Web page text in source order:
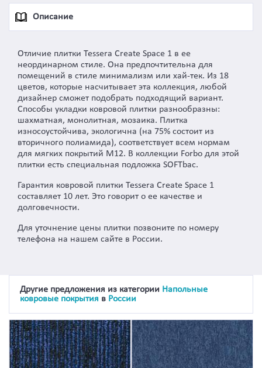
Описание
Отличие плитки Tessera Create Space 1 в ее
неординарном стиле. Она предпочтительна для
помещений в стиле минимализм или хай-тек. Из 18
цветов, которые насчитывает эта коллекция, любой
дизайнер сможет подобрать подходящий вариант.
Способы укладки ковровой плитки разнообразны:
шахматная, монолитная, мозаика. Плитка
износоустойчива, экологична (на 75% состоит из
вторичного полиамида), соответствует всем нормам
для мягких покрытий M12. В коллекции Forbo для этой
плитки есть специальная подложка SOFTbac.
Гарантия ковровой плитки Tessera Create Space 1
составляет 10 лет. Это говорит о ее качестве и
долговечности.
Для уточнение цены плитки позвоните по номеру
телефона на нашем сайте в России.
Другие предложения из категории Напольные
ковровые покрытия в России